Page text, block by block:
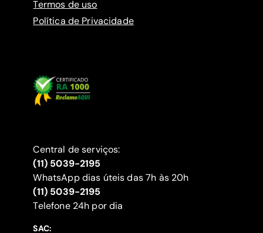
Termos de uso
Política de Privacidade
Central de serviços:
(11) 5039-2195
WhatsApp dias úteis das 7h às 20h
(11) 5039-2195
‍Telefone 24h por dia
SAC: